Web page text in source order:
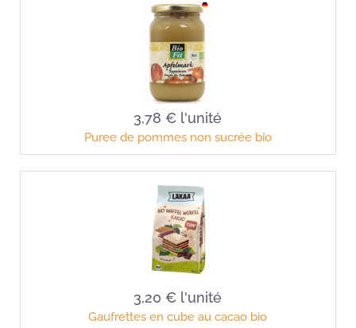
3,78 € l'unité
Puree de pommes non sucrée bio
3,20 € l'unité
Gaufrettes en cube au cacao bio